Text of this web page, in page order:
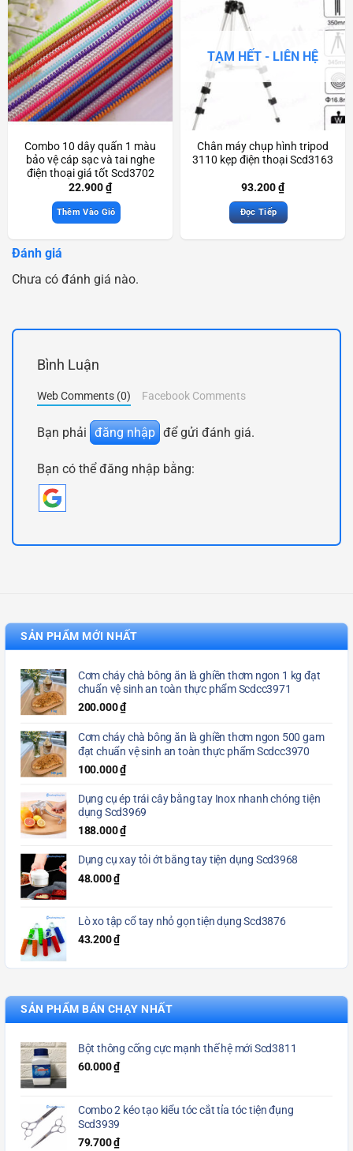
Combo 10 dây quấn 1 màu
bảo vệ cáp sạc và tai nghe
điện thoại giá tốt Scd3702
22.900₫
Thêm Vào Giỏ
TẠM HẾT - LIÊN HỆ
Chân máy chụp hình tripod
3110 kẹp điện thoại Scd3163
93.200₫
Đọc Tiếp
Đánh giá
Chưa có đánh giá nào.
Bình Luận
Web Comments (0) Facebook Comments
Bạn phải đăng nhập để gửi đánh giá.
Bạn có thể đăng nhập bằng:
SẢN PHẨM MỚI NHẤT
Cơm cháy chà bông ăn là ghiền thơm ngon 1 kg đạt
chuẩn vệ sinh an toàn thực phẩm Scdcc3971
200.000₫
Cơm cháy chà bông ăn là ghiền thơm ngon 500 gam
đạt chuẩn vệ sinh an toàn thực phẩm Scdcc3970
100.000₫
Dụng cụ ép trái cây bằng tay Inox nhanh chóng tiện
dụng Scd3969
188.000₫
Dụng cụ xay tỏi ớt bằng tay tiện dụng Scd3968
48.000₫
Lò xo tập cổ tay nhỏ gọn tiện dụng Scd3876
43.200₫
SẢN PHẨM BÁN CHẠY NHẤT
Bột thông cống cực mạnh thế hệ mới Scd3811
60.000₫
Combo 2 kéo tạo kiểu tóc cắt tỉa tóc tiện đụng
Scd3939
79.700₫